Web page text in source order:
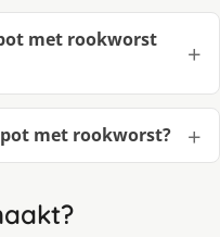
met rookworst
met rookworst?